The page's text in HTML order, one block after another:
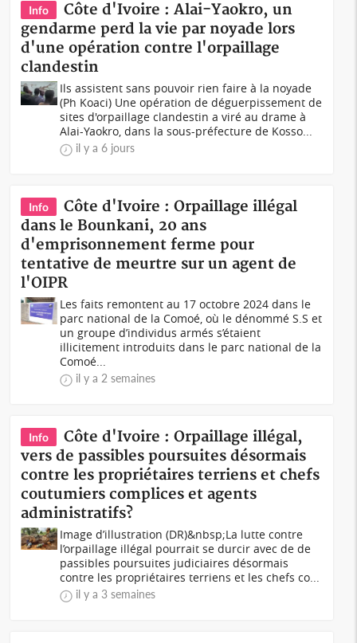
Info
Côte d'Ivoire : Alai-Yaokro, un
gendarme perd la vie par noyade lors
d'une opération contre l'orpaillage
clandestin
Ils assistent sans pouvoir rien faire à la noyade
(Ph Koaci) Une opération de déguerpissement de
sites d'orpaillage clandestin a viré au drame à
Alai-Yaokro, dans la sous-préfecture de Kosso...
il y a 6 jours
Info
Côte d'Ivoire : Orpaillage illégal
dans le Bounkani, 20 ans
d'emprisonnement ferme pour
tentative de meurtre sur un agent de
l'OIPR
Les faits remontent au 17 octobre 2024 dans le
parc national de la Comoé, où le dénommé S.S et
un groupe d’individus armés s’étaient
illicitement introduits dans le parc national de la
Comoé...
il y a 2 semaines
Info
Côte d'Ivoire : Orpaillage illégal,
vers de passibles poursuites désormais
contre les propriétaires terriens et chefs
coutumiers complices et agents
administratifs?
Image d’illustration (DR)&nbsp;La lutte contre
l’orpaillage illégal pourrait se durcir avec de de
passibles poursuites judiciaires désormais
contre les propriétaires terriens et les chefs co...
il y a 3 semaines